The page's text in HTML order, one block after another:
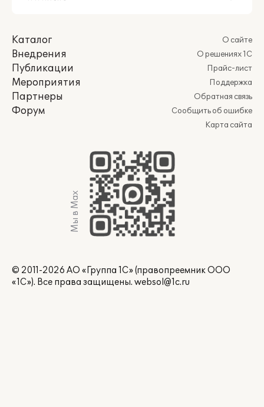
Каталог
Внедрения
Публикации
Мероприятия
Партнеры
Форум
О сайте
О решениях 1С
Прайс-лист
Поддержка
Обратная связь
Сообщить об ошибке
Карта сайта
Мы в Max
© 2011-2026 АО «Группа 1С» (правопреемник ООО
«1С»). Все права защищены. websol@1c.ru